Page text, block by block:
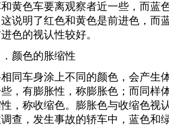
黄色车要离观察者近一些，而蓝
说明了红色和黄色是前进色，而
色的视认性较好。
色的胀缩性
车身涂上不同的颜色，会产生
，有膨胀性，称膨胀色；而同样
，称收缩色。膨胀色与收缩色视
查，发生事故的轿车中，蓝色和